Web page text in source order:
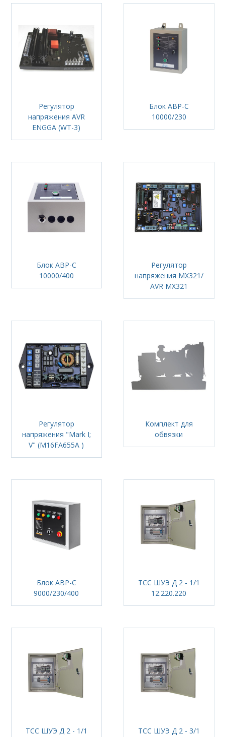
Регулятор
напряжения AVR
ENGGA (WT-3)
Блок АВР-С
10000/230
Блок АВР-С
10000/400
Регулятор
напряжения MX321/
AVR MX321
Регулятор
напряжения "Mark I;
V" (M16FA655A )
Комплект для
обвязки
Блок АВР-С
9000/230/400
ТСС ШУЭ Д 2 - 1/1
12.220.220
ТСС ШУЭ Д 2 - 1/1
ТСС ШУЭ Д 2 - 3/1